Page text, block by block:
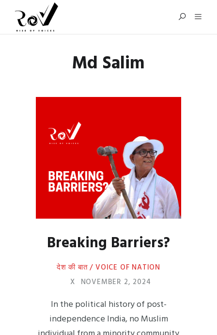
Md Salim
Breaking Barriers?
देश की बात / VOICE OF NATION
X NOVEMBER 2, 2024
In the political history of post-
independence India, no Muslim